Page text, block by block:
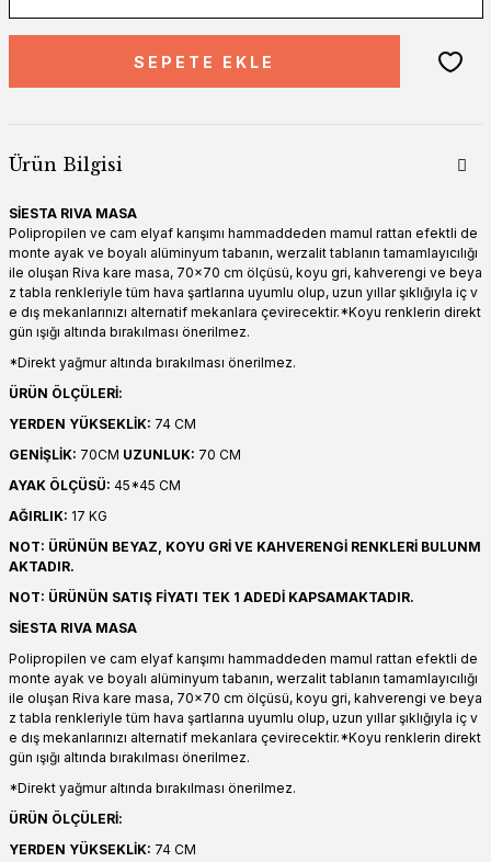
SEPETE EKLE
Ürün Bilgisi
SİESTA RIVA MASA
Polipropilen ve cam elyaf karışımı hammaddeden mamul rattan efektli de
monte ayak ve boyalı alüminyum tabanın, werzalit tablanın tamamlayıcılığı
ile oluşan Riva kare masa, 70x70 cm ölçüsü, koyu gri, kahverengi ve beya
z tabla renkleriyle tüm hava şartlarına uyumlu olup, uzun yıllar şıklığıyla iç v
e dış mekanlarınızı alternatif mekanlara çevirecektir.*Koyu renklerin direkt
gün ışığı altında bırakılması önerilmez.
*Direkt yağmur altında bırakılması önerilmez.
ÜRÜN ÖLÇÜLERİ:
YERDEN YÜKSEKLİK: 74 CM
GENİŞLİK: 70CM UZUNLUK: 70 CM
AYAK ÖLÇÜSÜ: 45*45 CM
AĞIRLIK: 17 KG
NOT: ÜRÜNÜN BEYAZ, KOYU GRİ VE KAHVERENGİ RENKLERİ BULUNM
AKTADIR.
NOT: ÜRÜNÜN SATIŞ FİYATI TEK 1 ADEDİ KAPSAMAKTADIR.
SİESTA RIVA MASA
Polipropilen ve cam elyaf karışımı hammaddeden mamul rattan efektli de
monte ayak ve boyalı alüminyum tabanın, werzalit tablanın tamamlayıcılığı
ile oluşan Riva kare masa, 70x70 cm ölçüsü, koyu gri, kahverengi ve beya
z tabla renkleriyle tüm hava şartlarına uyumlu olup, uzun yıllar şıklığıyla iç v
e dış mekanlarınızı alternatif mekanlara çevirecektir.*Koyu renklerin direkt
gün ışığı altında bırakılması önerilmez.
*Direkt yağmur altında bırakılması önerilmez.
ÜRÜN ÖLÇÜLERİ:
YERDEN YÜKSEKLİK: 74 CM